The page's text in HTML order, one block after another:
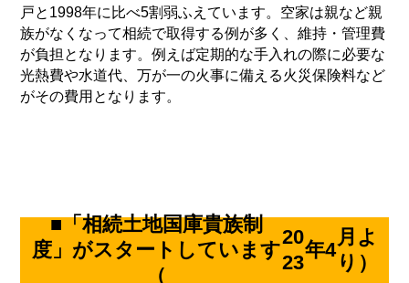
戸と 1998年に比べ5割弱ふえています。空家は親など親
族がなくなって相続で取得する例が多く、維持・管理費
が負担となります。例えば定期的な手入れの際に必要な
光熱費や水道代、万が一の火事に備える火災保険料など
がその費用となります。
■「相続土地国庫貴族制
度」がスタートしています
（
20
23
年4
月よ
り）